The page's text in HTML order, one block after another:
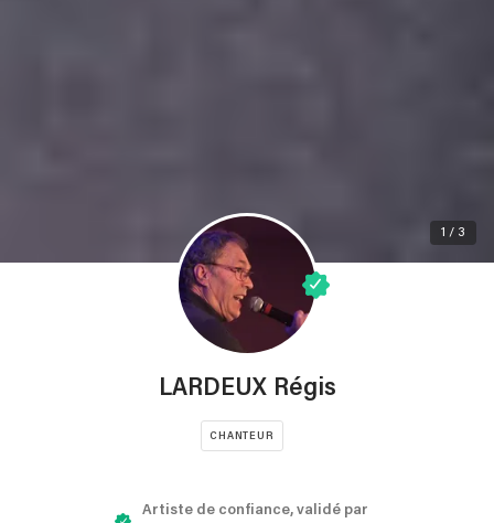
1 / 3
LARDEUX Régis
CHANTEUR
Artiste de confiance, validé par